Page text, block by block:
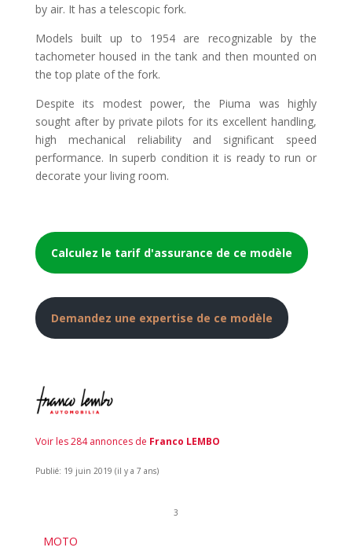
by air. It has a telescopic fork.
Models built up to 1954 are recognizable by the
tachometer housed in the tank and then mounted on
the top plate of the fork.
Despite its modest power, the Piuma was highly
sought after by private pilots for its excellent handling,
high mechanical reliability and significant speed
performance. In superb condition it is ready to run or
decorate your living room.
Calculez le tarif d'assurance de ce modèle
Demandez une expertise de ce modèle
Voir les 284 annonces de Franco LEMBO
Publié: 19 juin 2019 (il y a 7 ans)
3
MOTO